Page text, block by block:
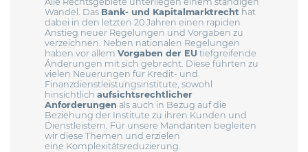
Wandel. Das Bank- und Kapitalmarktrecht hat
dabei in den letzten 20 Jahren einen rapiden
Anstieg neuer Regelungen und Vorgaben zu
verzeichnen. Neben nationalen Regelungen
haben vor allem Vorgaben der EU tiefgreifende
Änderungen mit sich gebracht. Diese führten zu
vielen Neuerungen für Kredit- und
Finanzdienstleistungsinstitute, sowohl
hinsichtlich aufsichtsrechtlicher
Anforderungen als auch in Bezug auf die
Beziehung der Institute zu ihren Kunden und
Dienstleistern. Für unsere Mandanten begleiten
wir diese Themen und erzielen
eine Komplexitätsreduzierung.